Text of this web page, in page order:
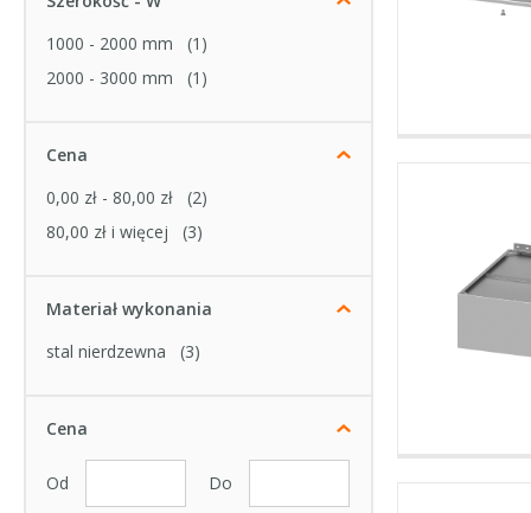
1000 - 2000 mm
(1)
2000 - 3000 mm
(1)
Cena
0,00 zł - 80,00 zł
(2)
80,00 zł i więcej (3)
Materiał wykonania
stal nierdzewna
(3)
Cena
Od Do